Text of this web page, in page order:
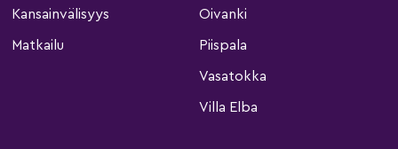
Kansainvälisyys
Matkailu
Oivanki
Piispala
Vasatokka
Villa Elba